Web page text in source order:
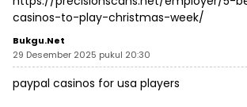
casinos-to-play-christmas-week/
Bukgu.net
29 Desember 2025 pukul 20:30
paypal casinos for usa players